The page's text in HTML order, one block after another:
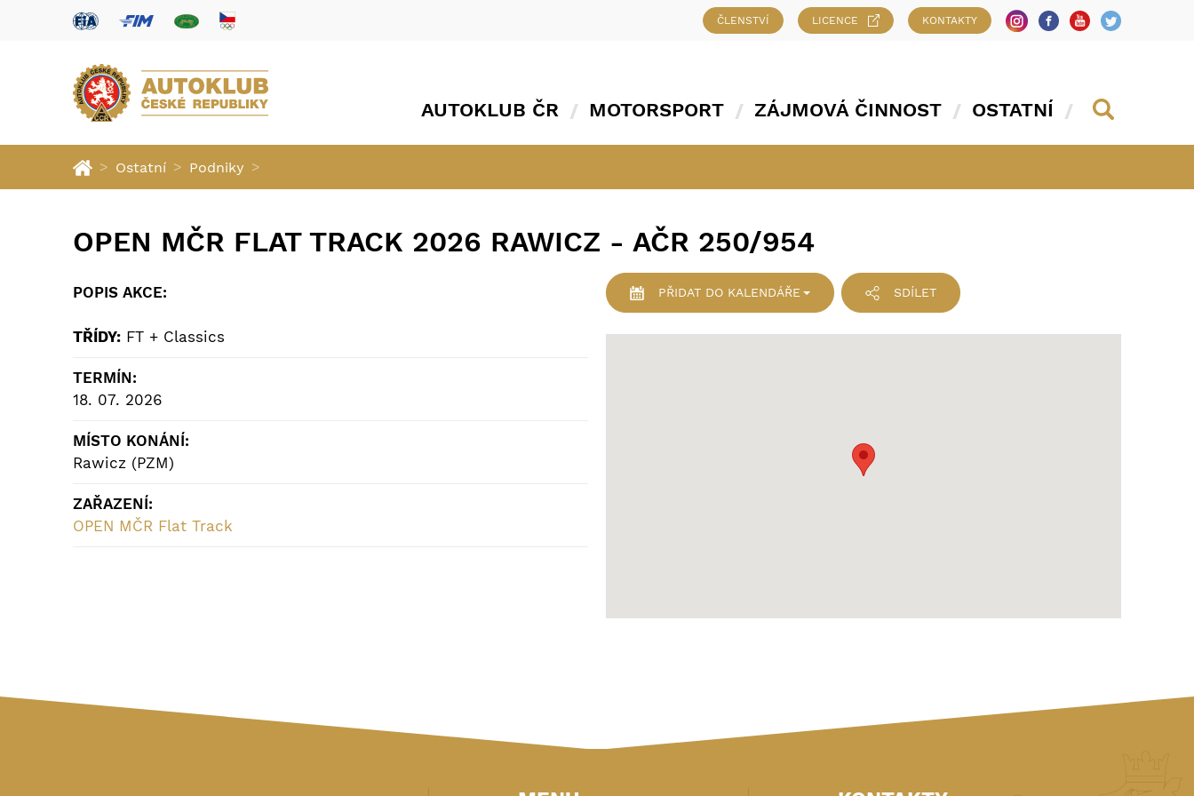
ČLENSTVÍ LICENCE KONTAKTY
AUTOKLUB ČR MOTORSPORT ZÁJMOVÁ ČINNOST OSTATNÍ
> Ostatní > Podniky >
OPEN MČR FLAT TRACK 2026 RAWICZ - AČR 250/954
POPIS AKCE:
TŘÍDY: FT + Classics
TERMÍN:
18. 07. 2026
MÍSTO KONÁNÍ:
Rawicz (PZM)
ZAŘAZENÍ:
OPEN MČR Flat Track
PŘIDATDO KALENDÁŘE SDÍLET